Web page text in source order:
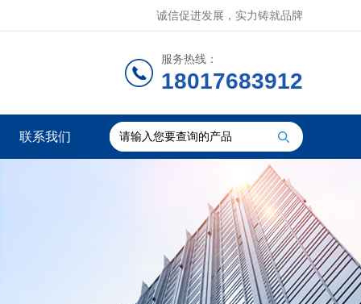
诚信促进发展，实力铸就品牌
服务热线：
18017683912
联系我们